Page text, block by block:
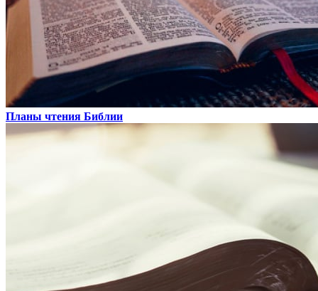
Планы чтения Библии